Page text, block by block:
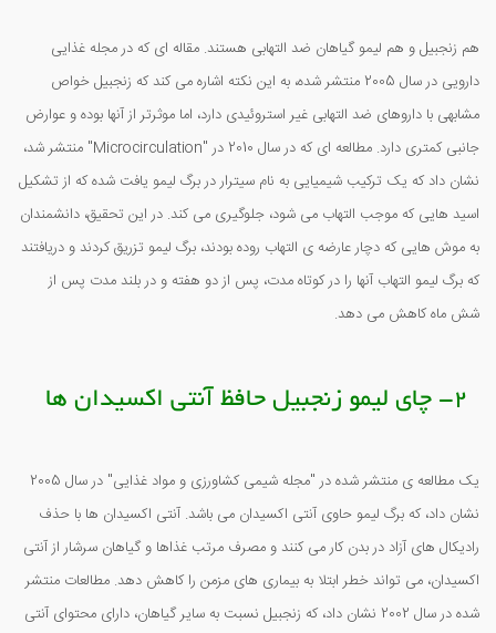
هم زنجبیل و هم لیمو گیاهان ضد التهابی هستند. مقاله ای که در مجله غذایی
دارویی در سال 2005 منتشر شده، به این نکته اشاره می کند که زنجبیل خواص
مشابهی با داروهای ضد التهابی غیر استروئیدی دارد، اما موثرتر از آنها بوده و عوارض
جانبی کمتری دارد. مطالعه ای که در سال 2010 در "Microcirculation" منتشر شد،
نشان داد که یک ترکیب شیمیایی به نام سیترار در برگ لیمو یافت شده که از تشکیل
اسید هایی که موجب التهاب می شود، جلوگیری می کند. در این تحقیق، دانشمندان
به موش هایی که دچار عارضه ی التهاب روده بودند، برگ لیمو تزریق کردند و دریافتند
که برگ لیمو التهاب آنها را در کوتاه مدت، پس از دو هفته و در بلند مدت پس از
شش ماه کاهش می دهد.
2- چای لیمو زنجبیل حافظ آنتی اکسیدان ها
یک مطالعه ی منتشر شده در "مجله شیمی کشاورزی و مواد غذایی" در سال 2005
نشان داد، که برگ لیمو حاوی آنتی اکسیدان می باشد. آنتی اکسیدان ها با حذف
رادیکال های آزاد در بدن کار می کنند و مصرف مرتب غذاها و گیاهان سرشار از آنتی
اکسیدان، می تواند خطر ابتلا به بیماری های مزمن را کاهش دهد. مطالعات منتشر
شده در سال 2002 نشان داد، که زنجبیل نسبت به سایر گیاهان، دارای محتوای آنتی